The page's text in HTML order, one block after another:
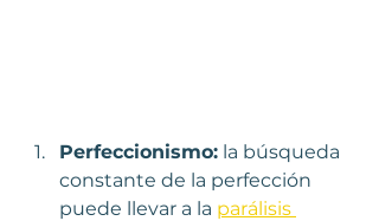
Perfeccionismo: la búsqueda
constante de la perfección
puede llevar a la parálisis